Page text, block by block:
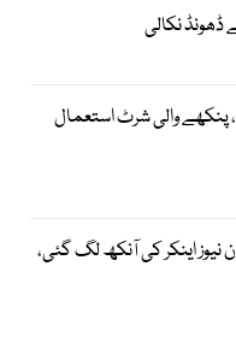
ڈھونڈ نکالی
پنکھے والی شرٹ استعمال
نیوز اینکر کی آنکھ لگ گئی،